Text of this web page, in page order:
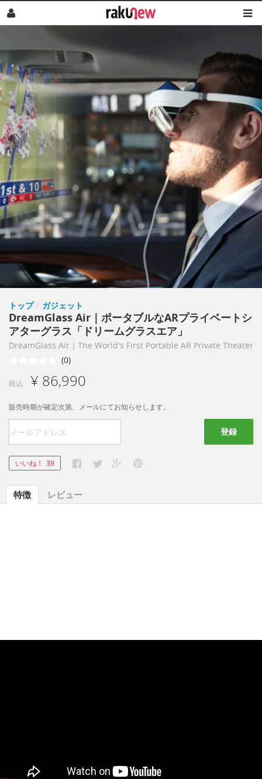
トップ / ガジェット
DreamGlass Air｜ポータブルなARプライベートシ
アターグラス「ドリームグラスエア」
DreamGlass Air｜The World's First Portable AR Private Theater
(0)
税込 ¥ 86,990
販売時期が確定次第、メールにてお知らせします。
登録
いいね！ 39
特徴 レビュー